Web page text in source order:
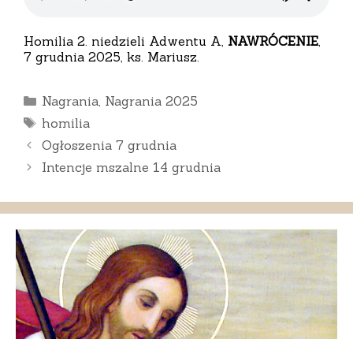
Homilia 2. niedzieli Adwentu A, NAWRÓCENIE,
7 grudnia 2025, ks. Mariusz.
Kategorie
Nagrania, Nagrania 2025
Tagi
homilia
Ogłoszenia 7 grudnia
Intencje mszalne 14 grudnia